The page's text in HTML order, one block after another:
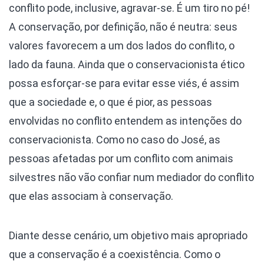
conflito pode, inclusive, agravar-se. É um tiro no pé!
A conservação, por definição, não é neutra: seus
valores favorecem a um dos lados do conflito, o
lado da fauna. Ainda que o conservacionista ético
possa esforçar-se para evitar esse viés, é assim
que a sociedade e, o que é pior, as pessoas
envolvidas no conflito entendem as intenções do
conservacionista. Como no caso do José, as
pessoas afetadas por um conflito com animais
silvestres não vão confiar num mediador do conflito
que elas associam à conservação.
Diante desse cenário, um objetivo mais apropriado
que a conservação é a coexistência. Como o